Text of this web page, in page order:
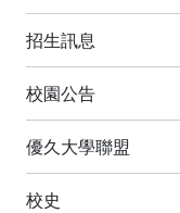
招生訊息
校園公告
優久大學聯盟
校史